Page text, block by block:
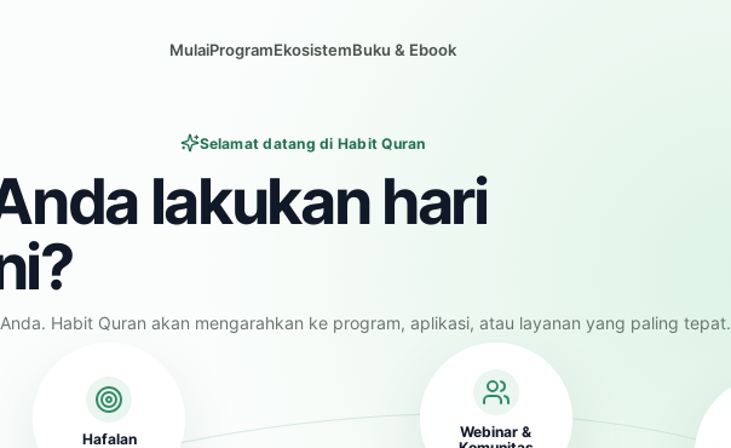
MulaiProgramEkosistemBuku & Ebook
Selamat datang di Habit Quran
lakukan hari
Habit Quran akan mengarahkan ke program, aplikasi, atau layanan yang paling tepat.
Hafalan
Webinar &